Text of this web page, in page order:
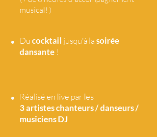
musical! )
• Ducocktail jusqu'à lasoirée
dansante !
•
Réalisé en live par les
3 artisteschanteurs / danseurs /
musiciens DJ